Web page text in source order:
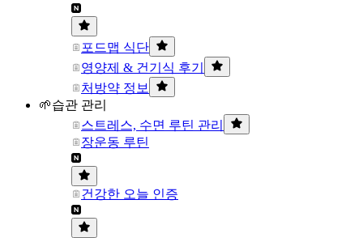
포드맵 식단
영양제 & 건기식 후기
처방약 정보
🌱습관 관리
스트레스, 수면 루틴 관리
장운동 루틴
건강한 오늘 인증